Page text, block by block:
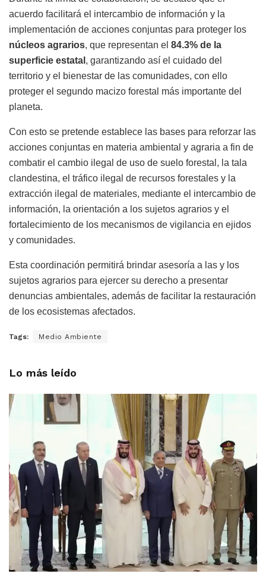
acuerdo facilitará el intercambio de información y la
implementación de acciones conjuntas para proteger los
núcleos agrarios, que representan el 84.3% de la
superficie estatal , garantizando así el cuidado del
territorio y el bienestar de las comunidades, con ello
proteger el segundo macizo forestal más importante del
planeta.
Con esto se pretende establece las bases para reforzar las
acciones conjuntas en materia ambiental y agraria a fin de
combatir el cambio ilegal de uso de suelo forestal, la tala
clandestina, el tráfico ilegal de recursos forestales y la
extracción ilegal de materiales, mediante el intercambio de
información, la orientación a los sujetos agrarios y el
fortalecimiento de los mecanismos de vigilancia en ejidos
y comunidades.
Esta coordinación permitirá brindar asesoría a las y los
sujetos agrarios para ejercer su derecho a presentar
denuncias ambientales, además de facilitar la restauración
de los ecosistemas afectados.
Tags: Medio Ambiente
Lo más leído